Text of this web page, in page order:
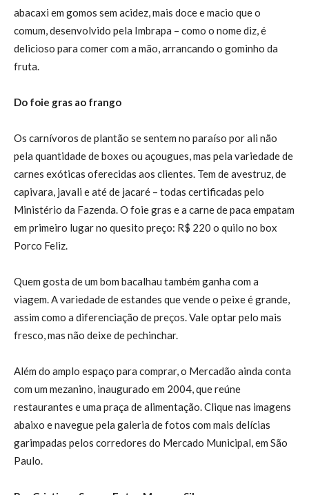
abacaxi em gomos sem acidez, mais doce e macio que o
comum, desenvolvido pela Imbrapa – como o nome diz, é
delicioso para comer com a mão, arrancando o gominho da
fruta.
Do foie gras ao frango
Os carnívoros de plantão se sentem no paraíso por ali não
pela quantidade de boxes ou açougues, mas pela variedade de
carnes exóticas oferecidas aos clientes. Tem de avestruz, de
capivara, javali e até de jacaré – todas certificadas pelo
Ministério da Fazenda. O foie gras e a carne de paca empatam
em primeiro lugar no quesito preço: R$ 220 o quilo no box
Porco Feliz.
Quem gosta de um bom bacalhau também ganha com a
viagem. A variedade de estandes que vende o peixe é grande,
assim como a diferenciação de preços. Vale optar pelo mais
fresco, mas não deixe de pechinchar.
Além do amplo espaço para comprar, o Mercadão ainda conta
com um mezanino, inaugurado em 2004, que reúne
restaurantes e uma praça de alimentação. Clique nas imagens
abaixo e navegue pela galeria de fotos com mais delícias
garimpadas pelos corredores do Mercado Municipal, em São
Paulo.